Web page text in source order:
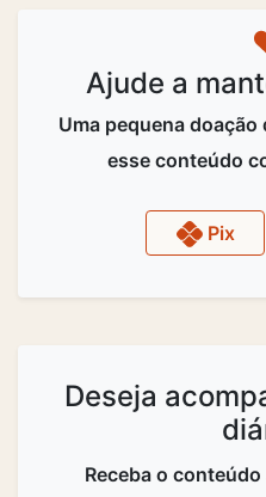
Ajude a
Uma pequena doação
esse conteúdo
Pix
Deseja
Receba o